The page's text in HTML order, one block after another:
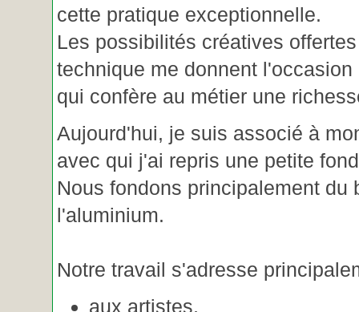
cette pratique exceptionnelle.
Les possibilités créatives
technique me donnent
qui confère au métier une
Aujourd'hui, je suis associé à
avec qui j'ai repris une petite
Nous fondons principalement
l'aluminium.
Notre travail s'adresse
aux artistes,